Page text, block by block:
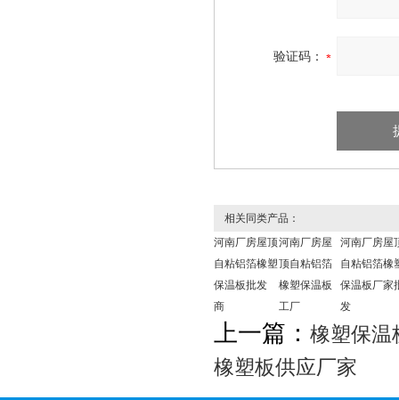
验证码：
相关同类产品：
河南厂房屋顶
自粘铝箔橡塑
保温板批发
商
河南厂房屋
顶自粘铝箔
橡塑保温板
工厂
河南厂房屋
自粘铝箔橡
保温板厂家
发
上一篇： 橡塑保温
橡塑板供应厂家